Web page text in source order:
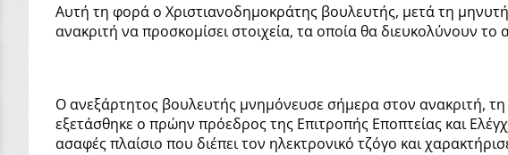
Αυτή τη φορά ο Χριστιανοδημοκράτης βουλευτής, μετά τη
ανακριτή να προσκομίσει στοιχεία, τα οποία θα διευκολύνουν το
Ο ανεξάρτητος βουλευτής μνημόνευσε σήμερα στον ανακριτή,
εξετάσθηκε ο πρώην πρόεδρος της Επιτροπής Εποπτείας και
ασαφές πλαίσιο που διέπει τον ηλεκτρονικό τζόγο και